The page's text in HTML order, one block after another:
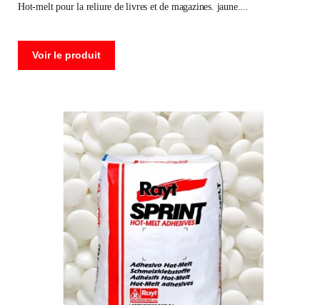
hot-melt pour la reliure de livres et de magazines. jaune.
Voir le produit